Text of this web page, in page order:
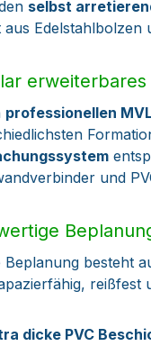
selbst
aus
professionellen
und
Beplanung besteht
reißfest
dicke PVC